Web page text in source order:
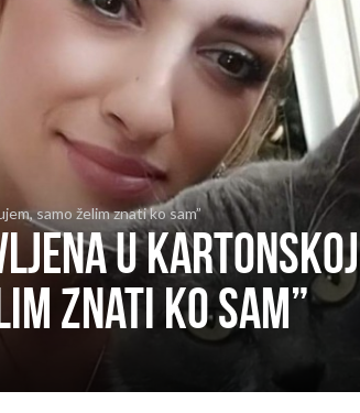
samo želim znati ko sam”
u kartonskoj
znati ko sam”